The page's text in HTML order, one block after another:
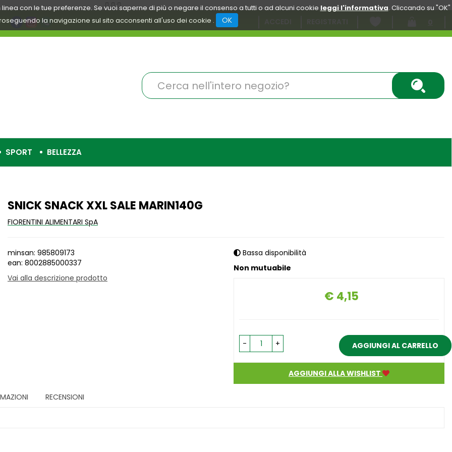
con le tue preferenze. Se vuoi saperne di più o negare il consenso a tutti o ad alcuni cookie leggi l'informativa. Cliccando su "OK"
la navigazione sul sito acconsenti all'uso dei cookie .
OK
Cerca
Prodotto
SPORT BELLEZZA
SNICK SNACK XXL SALE MARIN140G
FIORENTINI ALIMENTARI SpA
minsan: 985809173
ean: 8002885000337
Vai alla descrizione prodotto
Bassa disponibilità
Non mutuabile
Prezzo
€ 4,15
- + AGGIUNGI AL CARRELLO
AGGIUNGI ALLA WISHLIST
RECENSIONI